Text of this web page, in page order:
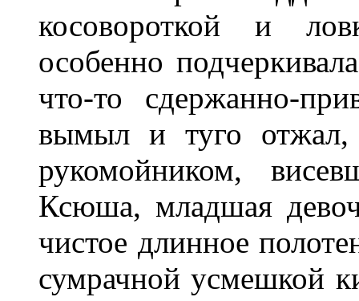
косовороткой и
особенно
что-то сдержанно-
вымыл и туго
рукомойником,
Ксюша, младшая
чистое длинное
сумрачной усмешкой